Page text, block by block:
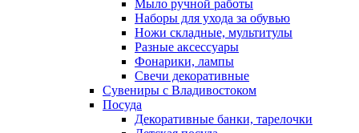
Мыло ручной работы
Наборы для ухода за обувью
Ножи складные, мультитулы
Разные аксессуары
Фонарики, лампы
Свечи декоративные
Сувениры с Владивостоком
Посуда
Декоративные банки, тарелочки